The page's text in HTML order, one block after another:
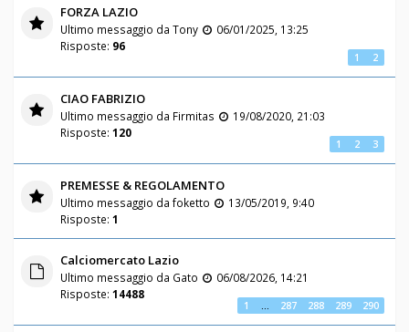
FORZA LAZIO
Ultimo messaggio da Tony
06/01/2025, 13:25
Risposte: 96
1 2
CIAO FABRIZIO
Ultimo messaggio da Firmitas
19/08/2020, 21:03
Risposte: 120
1 2 3
PREMESSE & REGOLAMENTO
Ultimo messaggio da foketto
13/05/2019, 9:40
Risposte: 1
Calciomercato Lazio
Ultimo messaggio da Gato
06/08/2026, 14:21
Risposte: 14488
1 287 288 289 290